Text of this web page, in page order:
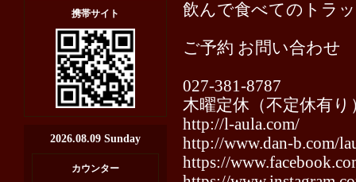
飲んで食べてのトラ
ご予約 お問い合わせ
⁡027-381-8787
木曜定休（不定休有り
http://l-aula.com/
http://www.dan-b.com/
https://
携帯サイト
2026.08.09 Sunday
カウンター